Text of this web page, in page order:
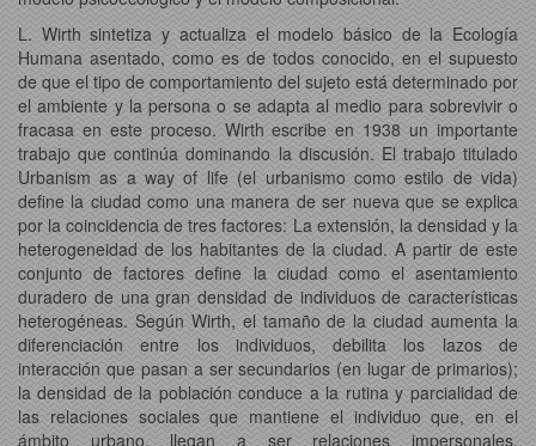
L. Wirth sintetiza y actualiza el modelo básico de la Ecología
Humana asentado, como es de todos conocido, en el supuesto
de que el tipo de comportamiento del sujeto está determinado por
el ambiente y la persona o se adapta al medio para sobrevivir o
fracasa en este proceso. Wirth escribe en 1938 un importante
trabajo que continúa dominando la discusión. El trabajo titulado
Urbanism as a way of life (el urbanismo como estilo de vida)
define la ciudad como una manera de ser nueva que se explica
por la coincidencia de tres factores: La extensión, la densidad y la
heterogeneidad de los habitantes de la ciudad. A partir de este
conjunto de factores define la ciudad como el asentamiento
duradero de una gran densidad de individuos de características
heterogéneas. Según Wirth, el tamaño de la ciudad aumenta la
diferenciación entre los individuos, debilita los lazos de
interacción que pasan a ser secundarios (en lugar de primarios);
la densidad de la población conduce a la rutina y parcialidad de
las relaciones sociales que mantiene el individuo que, en el
ámbito urbano, llegan a ser relaciones impersonales,